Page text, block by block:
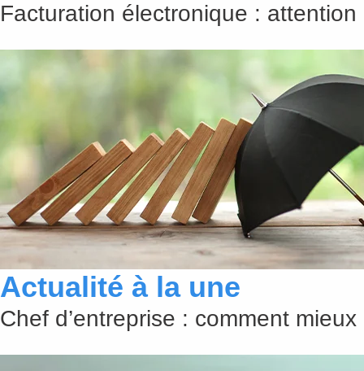
Facturation électronique :
Actualité à la une
Chef d’entreprise : comment